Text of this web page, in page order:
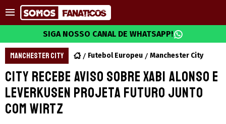
SIGA NOSSO CANAL DE WHATSAPP!
MANCHESTER CITY Futebol Europeu Manchester City
City recebe aviso sobre Xabi Alonso e
Leverkusen projeta futuro junto
com Wirtz